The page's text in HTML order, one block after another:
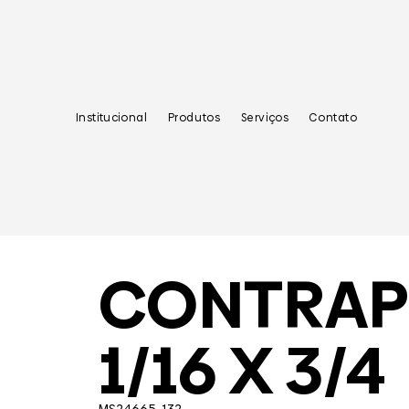
Institucional Produtos Serviços Contato
1/16 X 3/4